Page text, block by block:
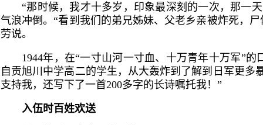
“那时候，我才十多岁，印象最深刻的一次，那一
气浪冲倒。“看到我们的弟兄姊妹、父老乡亲被炸死，
劳说。
1944年，在“一寸山河一寸血、十万青年十万军”
自贡旭川中学高二的学生，从大轰炸到了解到日军更
支持我，还写下了一首200多字的长诗嘱托我！”
入伍时百姓欢送